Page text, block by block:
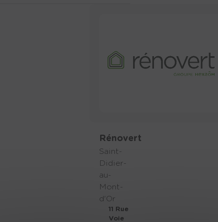
Rénovert
Saint-
Didier-
au-
Mont-
d'Or
11 Rue
Voie